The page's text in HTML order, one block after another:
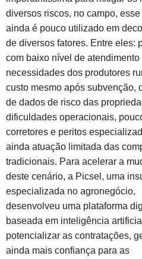
diversos riscos, no campo,
ainda é pouco utilizado em
de diversos fatores. Entre eles:
com baixo nível de atendimento
necessidades dos produtores
custo mesmo após subvenção,
de dados de risco das
dificuldades operacionais,
corretores e peritos
ainda atuação limitada das
tradicionais. Para acelerar a
deste cenário, a Picsel, uma
especializada no agronegócio,
desenvolveu uma plataforma
baseada em inteligência
potencializar as contratações,
ainda mais confiança para as